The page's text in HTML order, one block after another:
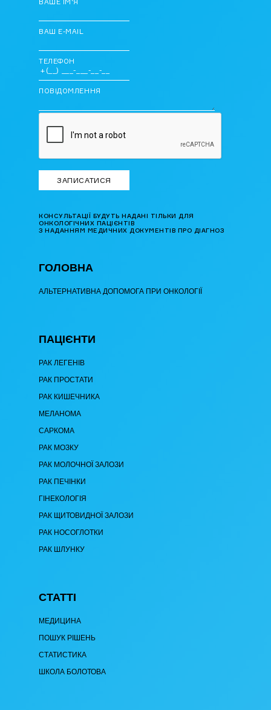
ВАШЕ ІМ'Я
ВАШ E-MAIL
ТЕЛЕФОН
ПОВІДОМЛЕННЯ
КОНСУЛЬТАЦІЇ БУДУТЬ НАДАНІ ТІЛЬКИ ДЛЯ
ОНКОЛОГІЧНИХ ПАЦІЄНТІВ
З НАДАННЯМ МЕДИЧНИХ ДОКУМЕНТІВ ПРО ДІАГНОЗ
ГОЛОВНА
АЛЬТЕРНАТИВНА ДОПОМОГА ПРИ ОНКОЛОГІЇ
ПАЦІЄНТИ
РАК ЛЕГЕНІВ
РАК ПРОСТАТИ
РАК КИШЕЧНИКА
МЕЛАНОМА
САРКОМА
РАК МОЗКУ
РАК МОЛОЧНОЇ ЗАЛОЗИ
РАК ПЕЧІНКИ
ГІНЕКОЛОГІЯ
РАК ЩИТОВИДНОЇ ЗАЛОЗИ
РАК НОСОГЛОТКИ
РАК ШЛУНКУ
СТАТТІ
МЕДИЦИНА
ПОШУК РІШЕНЬ
СТАТИСТИКА
ШКОЛА БОЛОТОВА